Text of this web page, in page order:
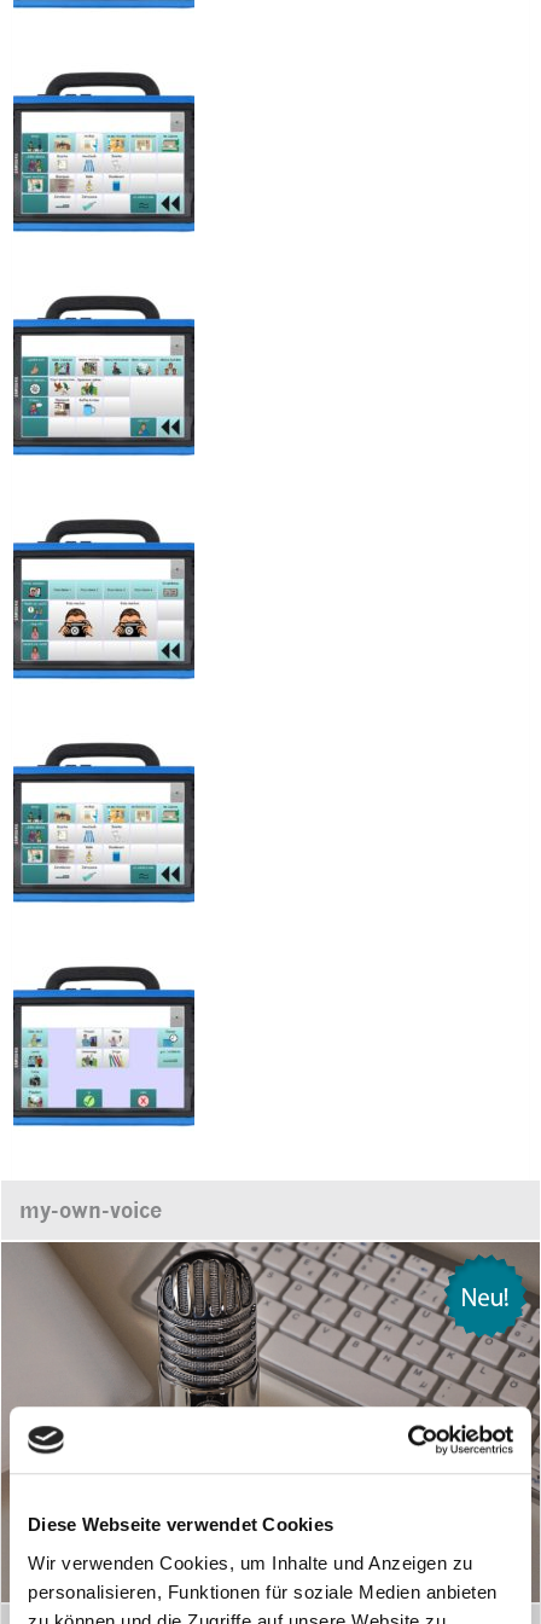
Diese Webseite verwendet Cookies
Wir verwenden Cookies, um Inhalte und Anzeigen zu
personalisieren, Funktionen für soziale Medien anbieten
my-own-voice